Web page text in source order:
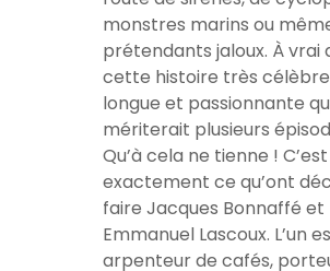
monstres marins ou
prétendants jaloux. À vrai
cette histoire très
longue et passionnante
mériterait plusieurs
Qu’à cela ne tienne ! C’est
exactement ce qu’ont
faire Jacques Bonnaffé et
Emmanuel Lascoux. L’un
arpenteur de cafés,